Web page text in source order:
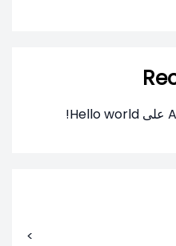
على Hello world!